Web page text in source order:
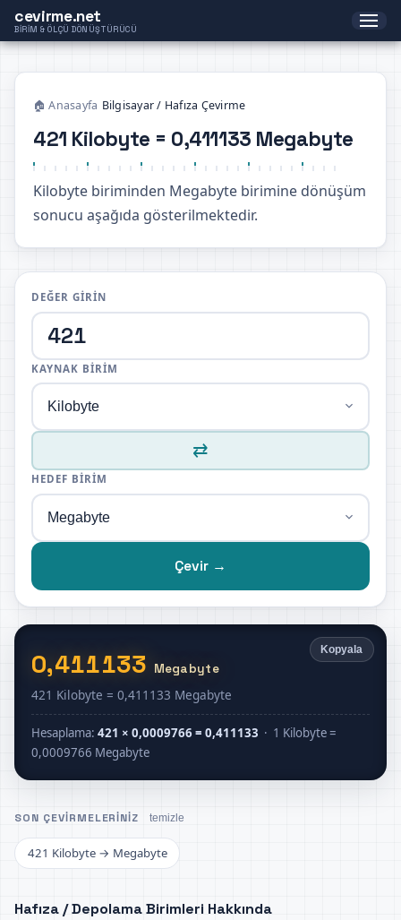
cevirme.net
BIRIM & ÖLÇÜ DÖNÜŞTÜRÜCÜ
🏠 Anasayfa Bilgisayar / Hafıza Çevirme
421 Kilobyte = 0,411133 Megabyte
Kilobyte biriminden Megabyte birimine dönüşüm
sonucu aşağıda gösterilmektedir.
DEĞER GIRIN
KAYNAK BIRIM
⇄
HEDEF BIRIM
Çevir →
Kopyala
0,411133 Megabyte
421 Kilobyte = 0,411133 Megabyte
Hesaplama:421 × 0,0009766 = 0,411133 · 1 Kilobyte =
0,0009766 Megabyte
SON ÇEVIRMELERINIZ temizle
421 Kilobyte → Megabyte
Hafıza / Depolama Birimleri Hakkında